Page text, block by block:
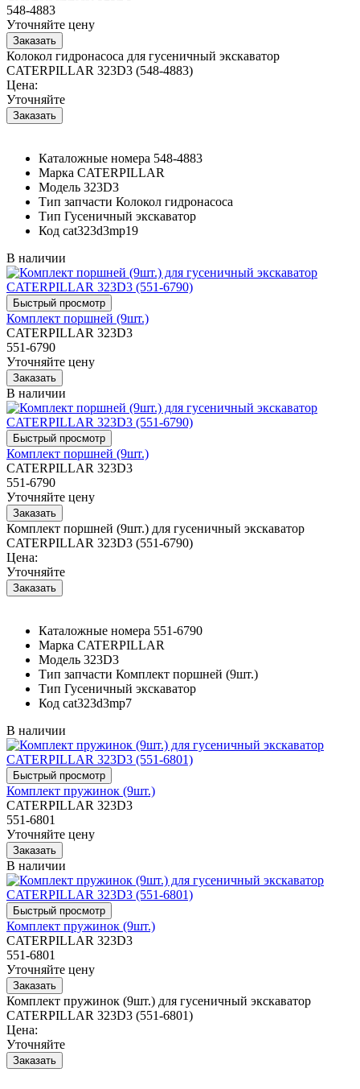
548-4883
Уточняйте цену
Колокол гидронасоса для гусеничный экскаватор
CATERPILLAR 323D3 (548-4883)
Цена:
Уточняйте
Каталожные номера 548-4883
Марка CATERPILLAR
Модель 323D3
Тип запчасти Колокол гидронасоса
Тип Гусеничный экскаватор
Код cat323d3mp19
В наличии
Комплект поршней (9шт.)
CATERPILLAR 323D3
551-6790
Уточняйте цену
В наличии
Комплект поршней (9шт.)
CATERPILLAR 323D3
551-6790
Уточняйте цену
Комплект поршней (9шт.) для гусеничный экскаватор
CATERPILLAR 323D3 (551-6790)
Цена:
Уточняйте
Каталожные номера 551-6790
Марка CATERPILLAR
Модель 323D3
Тип запчасти Комплект поршней (9шт.)
Тип Гусеничный экскаватор
Код cat323d3mp7
В наличии
Комплект пружинок (9шт.)
CATERPILLAR 323D3
551-6801
Уточняйте цену
В наличии
Комплект пружинок (9шт.)
CATERPILLAR 323D3
551-6801
Уточняйте цену
Комплект пружинок (9шт.) для гусеничный экскаватор
CATERPILLAR 323D3 (551-6801)
Цена:
Уточняйте